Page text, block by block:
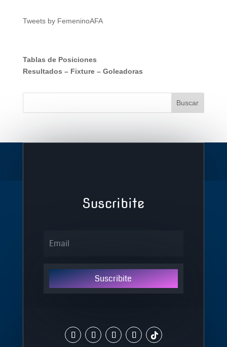
Tweets by FemeninoAFA
Tablas de Posiciones
Resultados – Fixture– Goleadoras
Suscribite
Suscribite